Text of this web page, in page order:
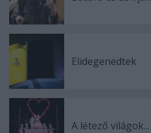
Elidegenedtek
A létező világok...